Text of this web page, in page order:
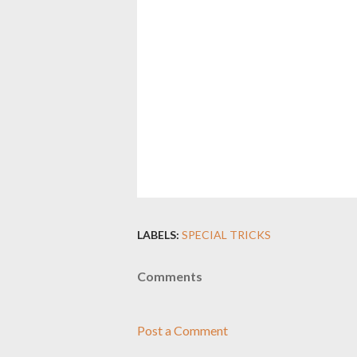
LABELS: SPECIAL TRICKS
Comments
Post a Comment